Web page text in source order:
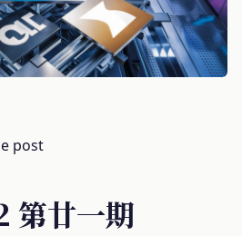
第廿一期